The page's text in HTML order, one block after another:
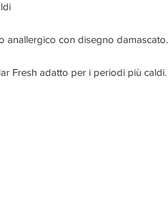
anallergico con disegno damascato.
Fresh adatto per i periodi più caldi.